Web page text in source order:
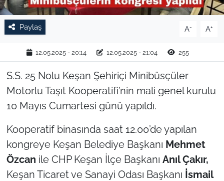
Paylaş A- A+
12.05.2025 - 20:14 12.05.2025 - 21:04 255
S.S. 25 Nolu Keşan Şehiriçi Minibüsçüler
Motorlu Taşıt Kooperatifi’nin mali genel kurulu
10 Mayıs Cumartesi günü yapıldı.
Kooperatif binasında saat 12.00’de yapılan
kongreye Keşan Belediye Başkanı Mehmet
Özcan ile CHP Keşan İlçe Başkanı Anıl Çakır,
Keşan Ticaret ve Sanayi Odası Başkanı İsmail
SPOR
TEKİRDAĞ
ÇANAKKALE
TÜRKİYE